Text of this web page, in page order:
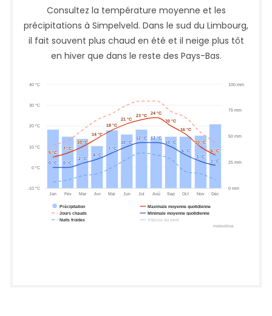
Consultez la température moyenne et les
précipitations à Simpelveld. Dans le sud du Limbourg,
il fait souvent plus chaud en été et il neige plus tôt
en hiver que dans le reste des Pays-Bas.